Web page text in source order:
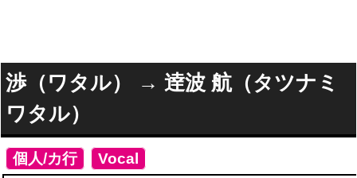
渉（ワタル） → 逹波 航（タツナミ
ワタル）
個人/カ行] Vocal